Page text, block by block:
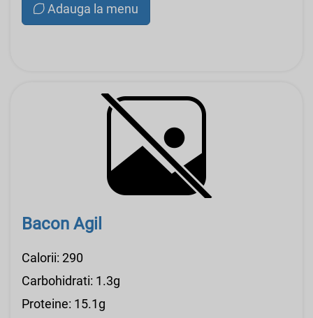
Adauga la menu
Bacon Agil
Calorii: 290
Carbohidrati: 1.3g
Proteine: 15.1g